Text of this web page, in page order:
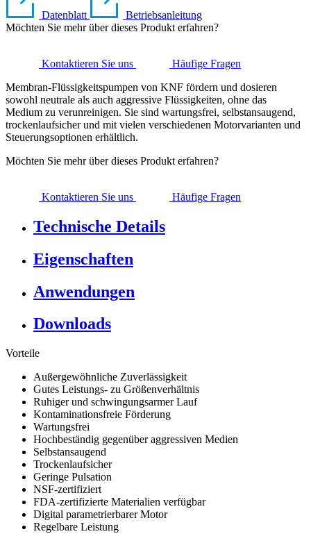
Datenblatt
Betriebsanleitung
Möchten Sie mehr über dieses Produkt erfahren?
Kontaktieren Sie uns
Häufige Fragen
Membran-Flüssigkeitspumpen von KNF fördern und dosieren
sowohl neutrale als auch aggressive Flüssigkeiten, ohne das
Medium zu verunreinigen. Sie sind wartungsfrei, selbstansaugend,
trockenlaufsicher und mit vielen verschiedenen Motorvarianten und
Steuerungsoptionen erhältlich.
Möchten Sie mehr über dieses Produkt erfahren?
Kontaktieren Sie uns Häufige Fragen
Technische Details
Eigenschaften
Anwendungen
Downloads
Vorteile
Außergewöhnliche Zuverlässigkeit
Gutes Leistungs- zu Größenverhältnis
Ruhiger und schwingungsarmer Lauf
Kontaminationsfreie Förderung
Wartungsfrei
Hochbeständig gegenüber aggressiven Medien
Selbstansaugend
Trockenlaufsicher
Geringe Pulsation
NSF-zertifiziert
FDA-zertifizierte Materialien verfügbar
Digital parametrierbarer Motor
Regelbare Leistung